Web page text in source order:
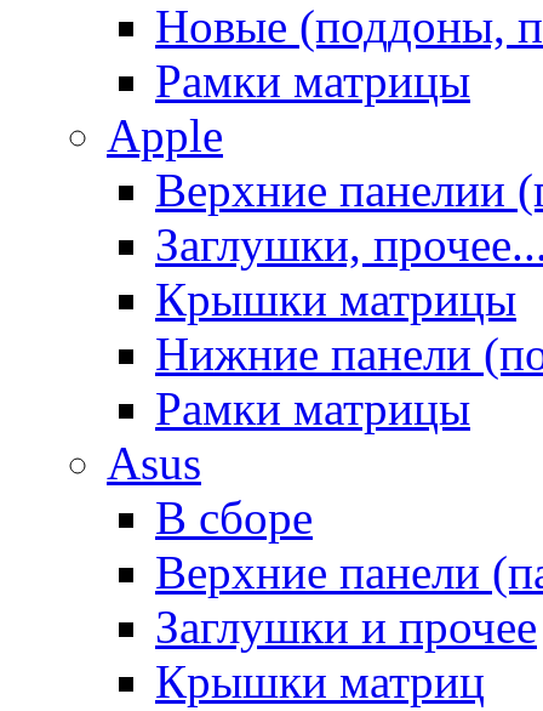
Новые (поддоны,
Рамки матрицы
Apple
Верхние панелии
Заглушки,
Крышки матрицы
Нижние панели
Рамки матрицы
Asus
В сборе
Верхние панели
Заглушки и прочее
Крышки матриц